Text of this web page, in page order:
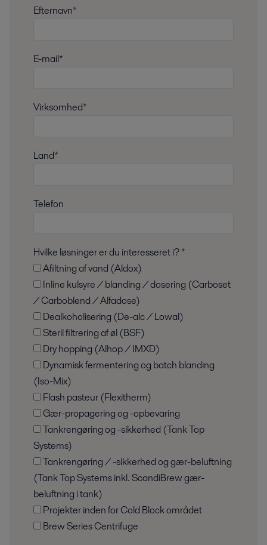
Efternavn*
E-mail*
Virksomhed*
Land*
Telefon
Hvilke løsninger er du interesseret i? *
Afiltning af vand (Aldox)
/ Carboblend / Alfadose)
Dealkoholisering (De-alc / Lowal)
Steril filtrering af øl (BSF)
Dry hopping (Alhop / IMXD)
(Iso-Mix)
Flash pasteur (Flexitherm)
Gær-propagering og -opbevaring
Systems)
(Tank Top Systems inkl. ScandiBrew gær-
beluftning i tank)
Projekter inden for Cold Block området
Brew Series Centrifuge